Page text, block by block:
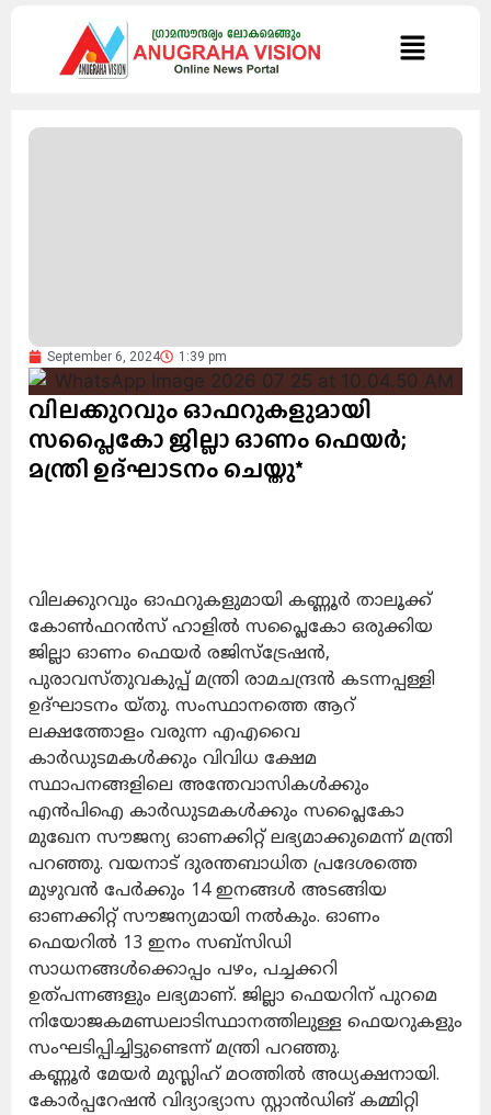
September 6, 2024 1:39 pm
വിലക്കുറവും ഓഫറുകളുമായി
സപ്ലൈകോ ജില്ലാ ഓണം ഫെയർ;
മന്ത്രി ഉദ്ഘാടനം ചെയ്തു*
വിലക്കുറവും ഓഫറുകളുമായി കണ്ണൂർ താലൂക്ക്
കോൺഫറൻസ് ഹാളിൽ സപ്ലൈകോ ഒരുക്കിയ
ജില്ലാ ഓണം ഫെയർ രജിസ്ട്രേഷൻ,
പുരാവസ്തുവകുപ്പ് മന്ത്രി രാമചന്ദ്രൻ കടന്നപ്പള്ളി
ഉദ്ഘാടനം യ്തു. സംസ്ഥാനത്തെ ആറ്
ലക്ഷത്തോളം വരുന്ന എഎവൈ
കാർഡുടമകൾക്കും വിവിധ ക്ഷേമ
സ്ഥാപനങ്ങളിലെ അന്തേവാസികൾക്കും
എൻപിഐ കാർഡുടമകൾക്കും സപ്ലൈകോ
മുഖേന സൗജന്യ ഓണക്കിറ്റ് ലഭ്യമാക്കുമെന്ന് മന്ത്രി
പറഞ്ഞു. വയനാട് ദുരന്തബാധിത പ്രദേശത്തെ
മുഴുവൻ പേർക്കും 14 ഇനങ്ങൾ അടങ്ങിയ
ഓണക്കിറ്റ് സൗജന്യമായി നൽകും. ഓണം
ഫെയറിൽ 13 ഇനം സബ്‌സിഡി
സാധനങ്ങൾക്കൊപ്പം പഴം, പച്ചക്കറി
ഉത്പന്നങ്ങളും ലഭ്യമാണ്. ജില്ലാ ഫെയറിന് പുറമെ
നിയോജകമണ്ഡലാടിസ്ഥാനത്തിലുള്ള ഫെയറുകളും
സംഘടിപ്പിച്ചിട്ടുണ്ടെന്ന് മന്ത്രി പറഞ്ഞു.
കണ്ണൂർ മേയർ മുസ്ലിഹ് മഠത്തിൽ അധ്യക്ഷനായി.
കോർപ്പറേഷൻ വിദ്യാഭ്യാസ സ്റ്റാൻഡിങ് കമ്മിറ്റി